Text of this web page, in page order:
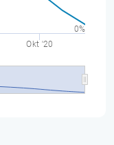
Okt '20
0%